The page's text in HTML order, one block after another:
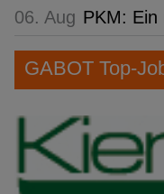
06. Aug PKM: Ein
GABOT Top-